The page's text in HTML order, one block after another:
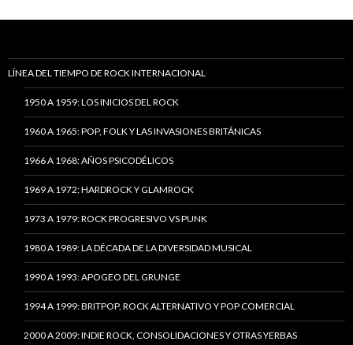
LÍNEA DEL TIEMPO DE ROCK INTERNACIONAL
1950 A 1959: LOS INICIOS DEL ROCK
1960 A 1965: POP, FOLK Y LAS INVASIONES BRITÁNICAS
1966 A 1968: AÑOS PSICODÉLICOS
1969 A 1972: HARDROCK Y GLAMROCK
1973 A 1979: ROCK PROGRESIVO VS PUNK
1980 A 1989: LA DÉCADA DE LA DIVERSIDAD MUSICAL
1990 A 1993: APOGEO DEL GRUNGE
1994 A 1999: BRITPOP, ROCK ALTERNATIVO Y POP COMERCIAL
2000 A 2009: INDIE ROCK, CONSOLIDACIONES Y OTRAS YERBAS